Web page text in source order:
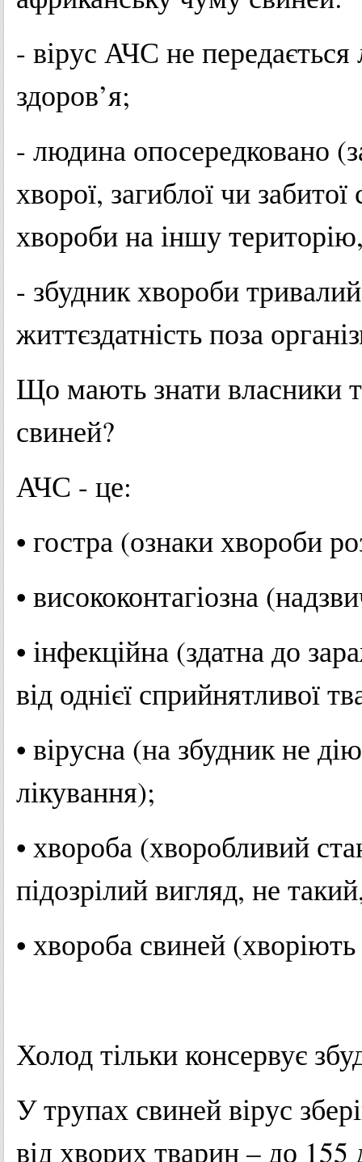
- вірус АЧС не передається
здоров’я;
- людина опосередковано
хворої, загиблої чи
хвороби на іншу
- збудник хвороби
життєздатність поза
Що мають знати власники
свиней?
АЧС - це:
• гостра (ознаки хвороби
• висококонтагіозна
• інфекційна (здатна до
від однієї сприйнятливої
• вірусна (на збудник не
лікування);
• хвороба (хворобливий
підозрілий вигляд, не
• хвороба свиней
Холод тільки консервує
У трупах свиней вірус
від хворих тварин – до 155